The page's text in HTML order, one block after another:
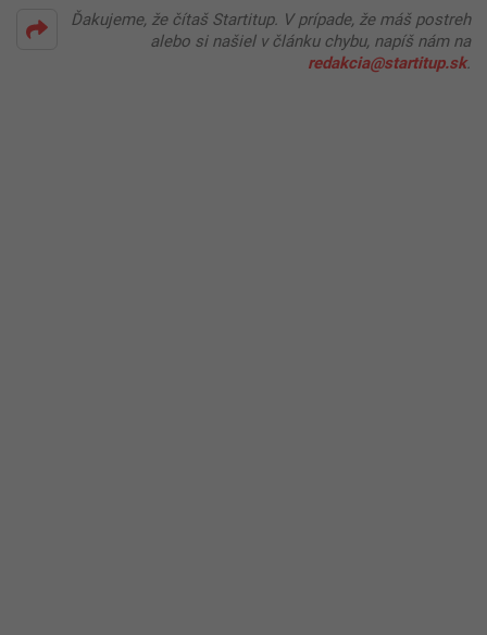
Ďakujeme, že čítaš Startitup. V prípade, že máš postreh
alebo si našiel v článku chybu, napíš nám na
redakcia@startitup.sk.